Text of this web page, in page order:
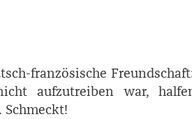
französische
aufzutreiben war,
Schmeckt!